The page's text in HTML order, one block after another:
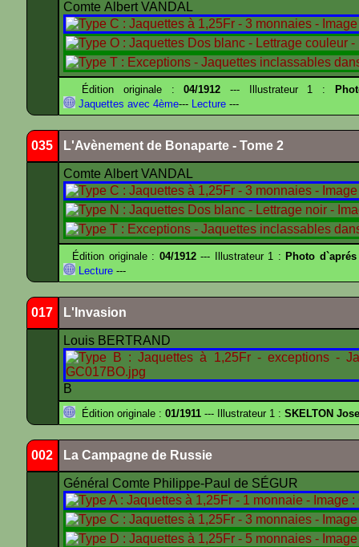
Comte Albert VANDAL
Édition originale :04/1912 --- Illustrateur 1 :
Jaquettes avec 4ème--- Lecture ---
035 L'Avènement de Bonaparte - Tome 2
Comte Albert VANDAL
Édition originale : 04/1912--- Illustrateur 1 : Photo
Lecture ---
017 L'Invasion
Louis BERTRAND
B
Édition originale : 01/1911 --- Illustrateur 1 : SKELTON
002 La Campagne de Russie
Général Comte Philippe-Paul de SÉGUR